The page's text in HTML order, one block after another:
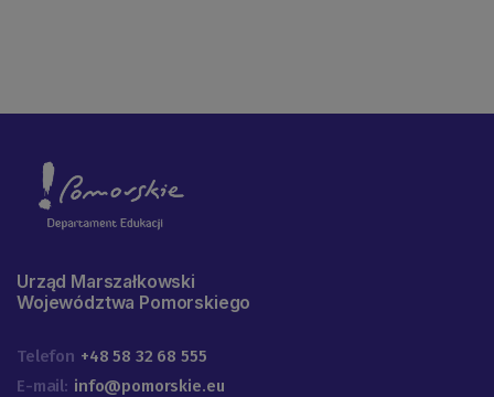
Urząd Marszałkowski
Województwa Pomorskiego
Telefon +48 58 32 68 555
E-mail: info@pomorskie.eu